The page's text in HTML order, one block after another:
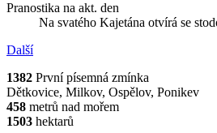
Pranostika na akt. den
Na svatého Kajetána otvírá se
Další
1382 První písemná zmínka
Dětkovice, Milkov, Ospělov, Ponikev
458 metrů nad mořem
1503 hektarů